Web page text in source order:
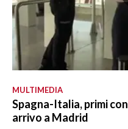
MULTIMEDIA
Spagna-Italia, primi
arrivo a Madrid